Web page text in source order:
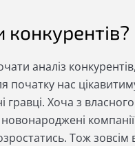
конкурентів?
аналіз
початку нас
гравці. Хоча з
Тож зовсім